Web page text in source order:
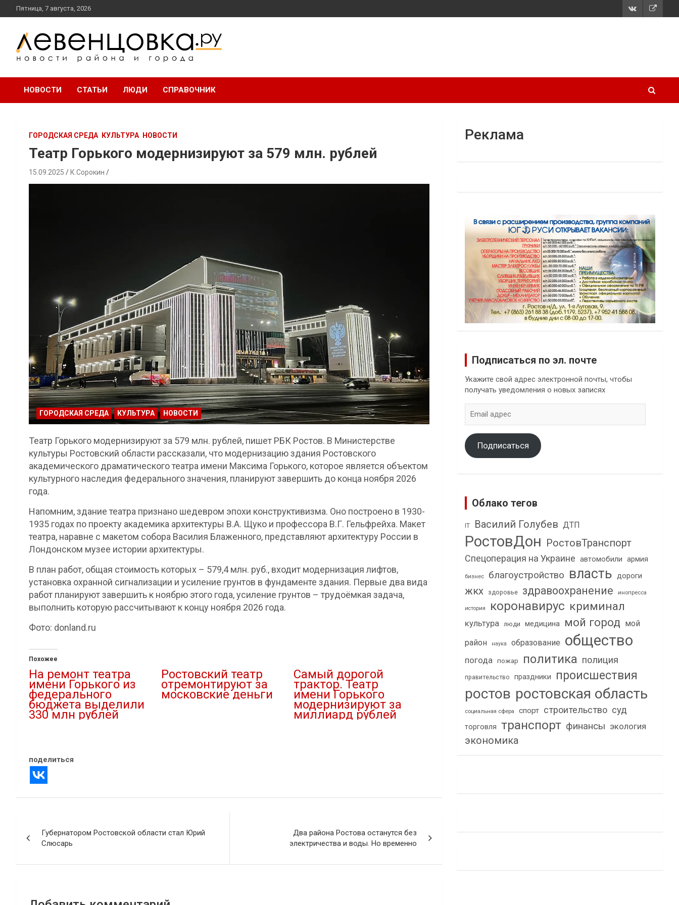
перейти
к
Пятница, 7 августа, 2026
Левенцовка Ру
НОВОСТИ СТАТЬИ ЛЮДИ СПРАВОЧНИК
ГОРОДСКАЯ СРЕДА КУЛЬТУРА НОВОСТИ
Театр Горького модернизируют за 579 млн. рублей
15.09.2025 К.Сорокин
ГОРОДСКАЯ СРЕДА КУЛЬТУРА НОВОСТИ
Театр Горького модернизируют за 579 млн. рублей, пишет РБК Ростов. В Министерстве
культуры Ростовский области рассказали, что модернизацию здания Ростовского
академического драматического театра имени Максима Горького, которое является объектом
культурного наследия федерального значения, планируют завершить до конца ноября 2026
года.
Напомним, здание театра признано шедевром эпохи конструктивизма. Оно построено в 1930-
1935 годах по проекту академика архитектуры В.А. Щуко и профессора В.Г. Гельфрейха. Макет
театра, наравне с макетом собора Василия Блаженного, представляют архитектуру России в
Лондонском музее истории архитектуры.
В план работ, общая стоимость которых – 579,4 млн. руб., входит модернизация лифтов,
установка охранной сигнализации и усиление грунтов в фундаменте здания. Первые два вида
работ планируют завершить к ноябрю этого года, усиление грунтов – трудоёмкая задача,
выполнить которую рассчитывают к концу ноября 2026 года.
Фото: donland.ru
Похожее
На ремонт театра
имени Горького из
федерального
бюджета выделили
330 млн рублей
Ростовский театр
отремонтируют за
московские деньги
Самый дорогой
трактор. Театр
имени Горького
модернизируют за
миллиард рублей
поделиться
по
записям
Губернатором Ростовской области стал Юрий
Слюсарь
Два района Ростова останутся без
электричества и воды. Но временно
Реклама
Подписаться по эл. почте
Укажите свой адрес электронной почты, чтобы
получать уведомления о новых записях
адрес
Подписаться
Облако тегов
IT Василий Голубев ДТП
РостовДон РостовТранспорт
Спецоперация на Украине автомобили армия
бизнес благоустройство власть дороги
жкх здоровье здравоохранение инопресса
история коронавирус криминал
культура люди медицина мой город мой
район
наука образование общество
погода пожар политика полиция
правительство праздники происшествия
ростов ростовская область
социальная сфера спорт строительство суд
торговля транспорт финансы экология
экономика